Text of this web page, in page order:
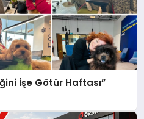
İşe Götür Haftası”